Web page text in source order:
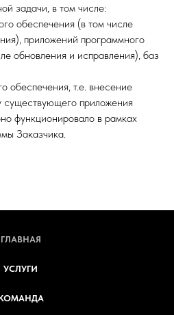
задачи, в том числе:
обеспечения (в том числе
приложений программного
обновления и исправления), баз
обеспечения, т.е. внесение
существующего приложения
функционировало в рамках
Заказчика.
ГЛАВНАЯ
УСЛУГИ